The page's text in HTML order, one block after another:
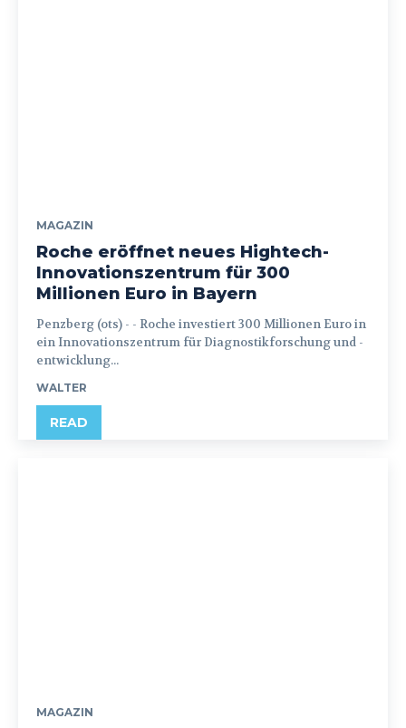
MAGAZIN
Roche eröffnet neues Hightech-
Innovationszentrum für 300
Millionen Euro in Bayern
Penzberg (ots) - - Roche investiert 300 Millionen Euro in
ein Innovationszentrum für Diagnostikforschung und -
entwicklung...
WALTER
READ
MAGAZIN